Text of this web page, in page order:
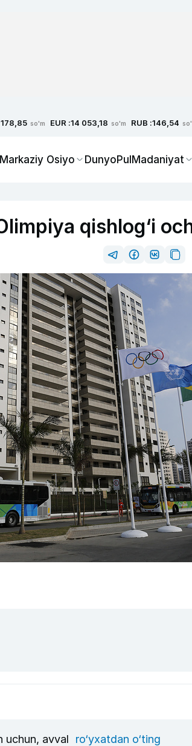
so'm EUR :14 053,18 so'm RUB :146,54
Markaziy Osiyo DunyoPulMadaniyat
qishlog‘i
uchun, avval ro‘yxatdan o‘ting